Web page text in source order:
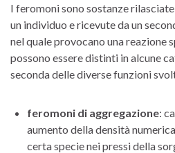
I feromoni sono sostanze
un individuo e ricevute da un
nel quale provocano una reazione
possono essere distinti in alcune
seconda delle diverse funzioni
feromoni di aggregazione:
aumento della densità
certa specie nei pressi della